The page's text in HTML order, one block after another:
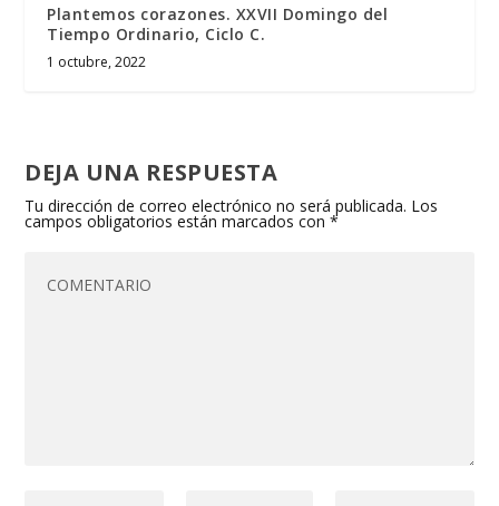
Plantemos corazones. XXVII Domingo del
Tiempo Ordinario, Ciclo C.
1 octubre, 2022
DEJA UNA RESPUESTA
Tu dirección de correo electrónico no será publicada. Los
campos obligatorios están marcados con*